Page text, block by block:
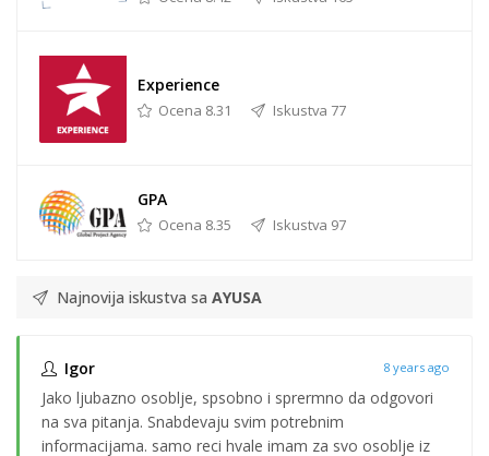
Experience
Ocena 8.31 Iskustva 77
GPA
Ocena 8.35 Iskustva 97
Najnovija iskustva sa AYUSA
Igor 8 years ago
Jako ljubazno osoblje, spsobno i sprermno da odgovori
na sva pitanja. Snabdevaju svim potrebnim
informacijama. samo reci hvale imam za svo osoblje iz